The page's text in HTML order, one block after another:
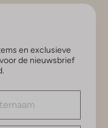
en exclusieve
de nieuwsbrief